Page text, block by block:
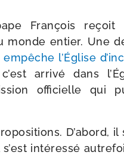
François reçoit
monde entier. Une
empêche l’Église
arri­vé dans
offi­cielle qui
D’abord, il
inté­res­sé